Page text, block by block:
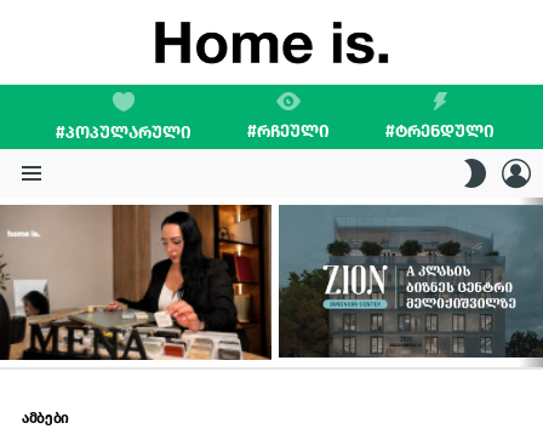
#ᲞᲝᲞᲣᲚᲐᲠᲣᲚᲘ #ᲠᲩᲔᲣᲚᲘ #ᲢᲠᲔᲜᲓᲣᲚᲘ
SKIN
STORIES
ამბები